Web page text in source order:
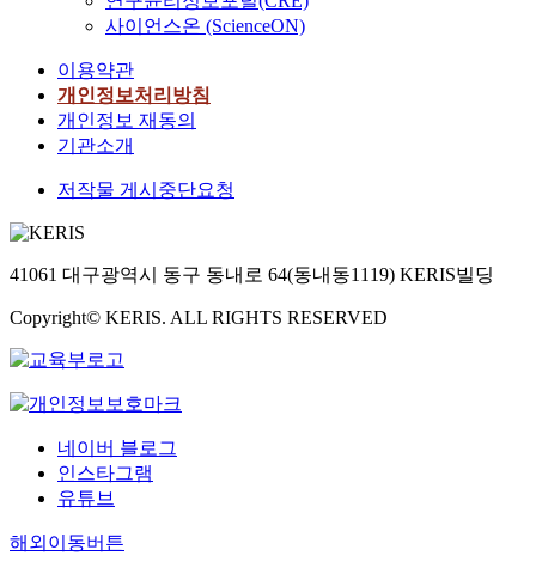
사이언스온 (ScienceON)
이용약관
개인정보처리방침
개인정보 재동의
기관소개
저작물 게시중단요청
41061 대구광역시 동구 동내로 64(동내동1119) KERIS빌딩
Copyright© KERIS. ALL RIGHTS RESERVED
네이버 블로그
인스타그램
유튜브
해외이동버튼